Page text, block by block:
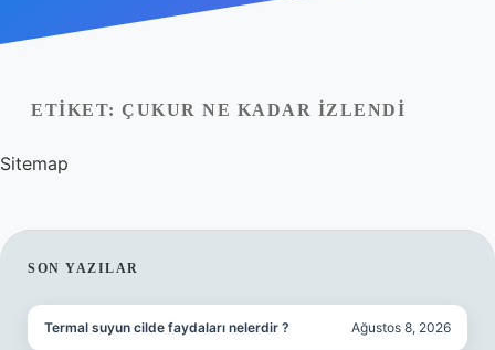
Yasal Uyarı
Hakkımızda
ETIKET: ÇUKUR NE KADAR IZLENDI
Sitemap
SIDEBAR
SON YAZILAR
Termal suyun cilde faydaları nelerdir ? Ağustos 8, 2026